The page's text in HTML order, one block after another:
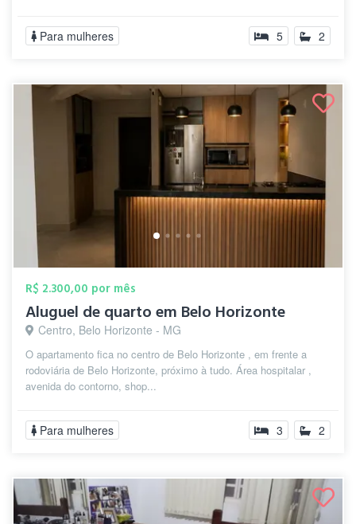
Para mulheres 5 2
R$ 2.300,00 por mês
Aluguel de quarto em Belo Horizonte
Centro, Belo Horizonte - MG
O apartamento fica no centro de Belo Horizonte , em frente a
rodoviária de Belo Horizonte, próximo à tudo. Área hospitalar ,
avenida do contorno, shop...
Para mulheres 3 2